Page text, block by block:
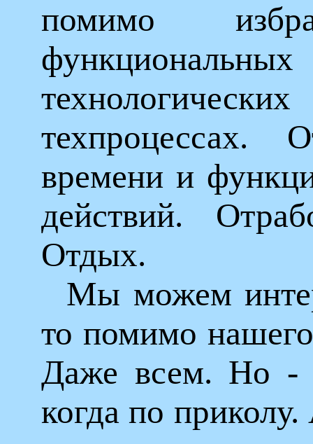
помимо
времени и
действий.
Отдых.
Мы можем
то помимо
Даже всем. Но -
когда по